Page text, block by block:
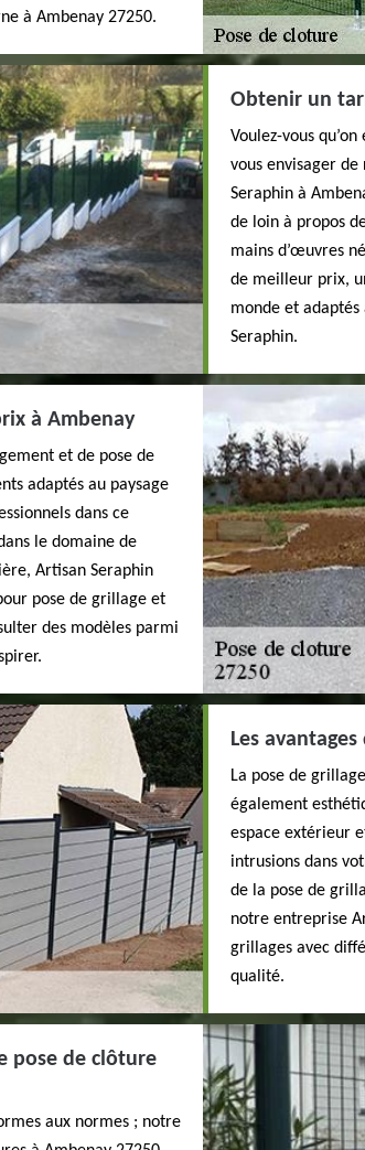
à Ambenay 27250.
Obtenir un
Voulez-vous
vous envisager
Seraphin à
de loin à propos
mains d’œuvres
de meilleur prix,
monde et
Seraphin.
à Ambenay
et de pose de
adaptés au paysage
dans ce
le domaine de
Artisan Seraphin
pose de grillage et
des modèles parmi
Les
La pose de
également
espace extérieur
intrusions dans
de la pose de
notre entreprise
grillages avec
qualité.
pose de clôture
aux normes ; notre